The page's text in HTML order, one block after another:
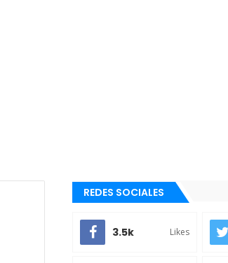
REDES SOCIALES
3.5k Likes